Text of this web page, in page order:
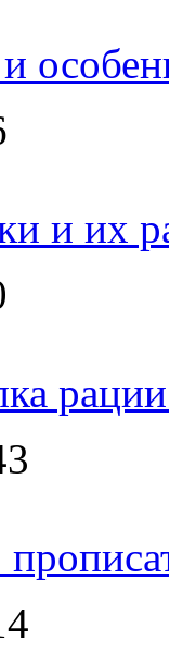
и их